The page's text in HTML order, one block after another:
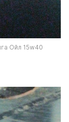
Ойл 15w40